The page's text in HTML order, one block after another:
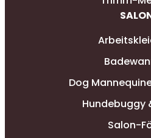
Dog
Hundebuggy
Salon-